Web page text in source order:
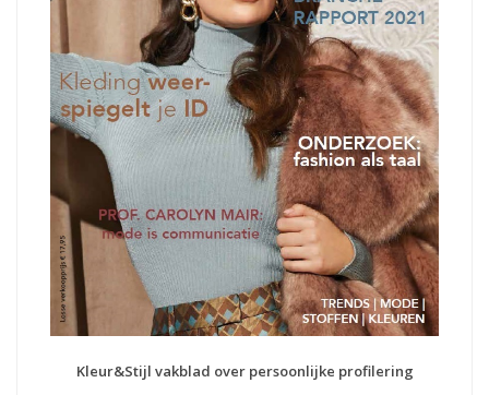
Kleur&Stijl vakblad over persoonlijke profilering